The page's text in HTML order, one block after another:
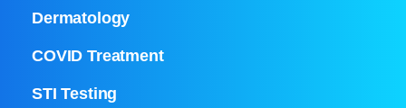
Dermatology
COVID Treatment
STI Testing